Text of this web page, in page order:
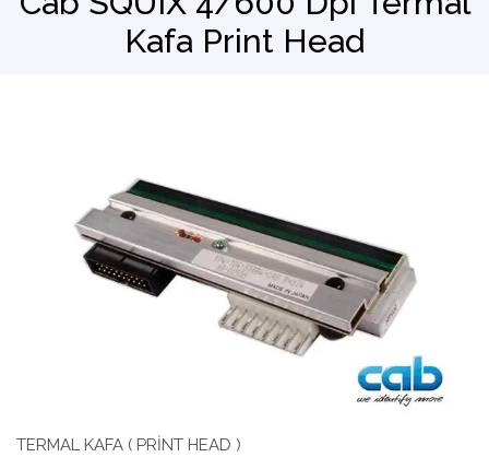
Barkod OkuyucuKafa Print Head
TERMAL KAFA ( PRİNT HEAD )